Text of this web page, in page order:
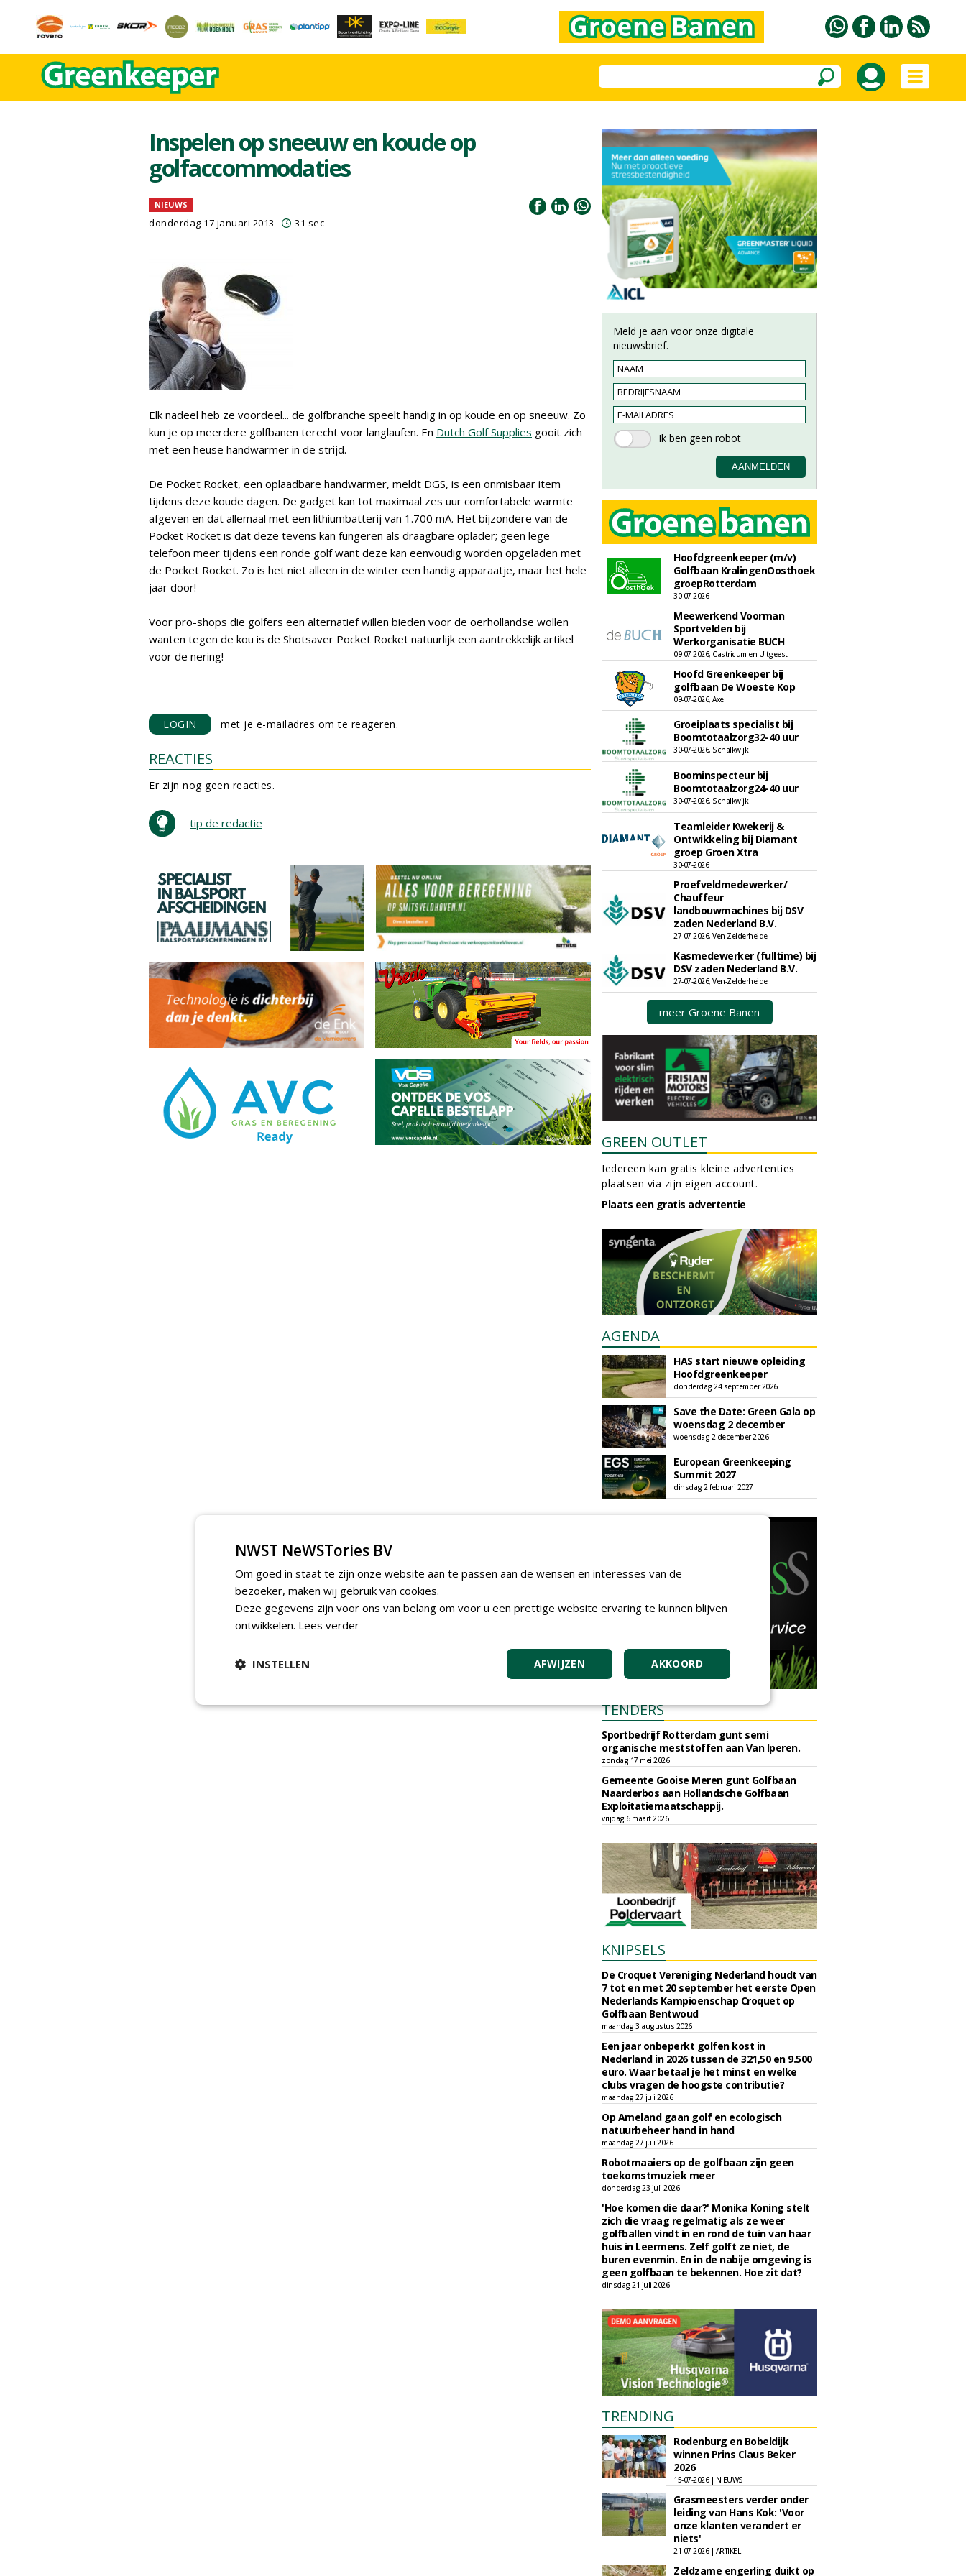
Inspelen op sneeuw en koude op
golfaccommodaties
NIEUWS
donderdag 17 januari 2013 31 sec
Elk nadeel heb ze voordeel... de golfbranche speelt handig in op koude en op sneeuw. Zo
kun je op meerdere golfbanen terecht voor langlaufen. En Dutch Golf Supplies gooit zich
met een heuse handwarmer in de strijd.
De Pocket Rocket, een oplaadbare handwarmer, meldt DGS, is een onmisbaar item
tijdens deze koude dagen. De gadget kan tot maximaal zes uur comfortabele warmte
afgeven en dat allemaal met een lithiumbatterij van 1.700 mA. Het bijzondere van de
Pocket Rocket is dat deze tevens kan fungeren als draagbare oplader; geen lege
telefoon meer tijdens een ronde golf want deze kan eenvoudig worden opgeladen met
de Pocket Rocket. Zo is het niet alleen in de winter een handig apparaatje, maar het hele
jaar door!
Voor pro-shops die golfers een alternatief willen bieden voor de oerhollandse wollen
wanten tegen de kou is de Shotsaver Pocket Rocket natuurlijk een aantrekkelijk artikel
voor de nering!
LOGIN met je e-mailadres om te reageren.
REACTIES
Er zijn nog geen reacties.
tip de redactie
Meld je aan voor onze digitale
nieuwsbrief.
Hoofdgreenkeeper (m/v)
Golfbaan KralingenOosthoek
groepRotterdam
30-07-2026
Meewerkend Voorman
Sportvelden bij
Werkorganisatie BUCH
09-07-2026, Castricum en Uitgeest
Hoofd Greenkeeper bij
golfbaan De Woeste Kop
09-07-2026, Axel
Groeiplaats specialist bij
Boomtotaalzorg32-40 uur
30-07-2026, Schalkwijk
Boominspecteur bij
Boomtotaalzorg24-40 uur
30-07-2026, Schalkwijk
Teamleider Kwekerij &
Ontwikkeling bij Diamant
groep Groen Xtra
30-07-2026
Proefveldmedewerker/
Chauffeur
landbouwmachines bij DSV
zaden Nederland B.V.
27-07-2026, Ven-Zelderheide
Kasmedewerker (fulltime) bij
DSV zaden Nederland B.V.
27-07-2026, Ven-Zelderheide
meer Groene Banen
GREEN OUTLET
Iedereen kan gratis kleine advertenties
plaatsen via zijn eigen account.
Plaats een gratis advertentie
AGENDA
HAS start nieuwe opleiding
Hoofdgreenkeeper
donderdag 24 september 2026
Save the Date: Green Gala op
woensdag 2 december
woensdag 2 december 2026
European Greenkeeping
Summit 2027
dinsdag 2 februari 2027
TENDERS
Sportbedrijf Rotterdam gunt semi
organische meststoffen aan Van Iperen.
zondag 17 mei 2026
Gemeente Gooise Meren gunt Golfbaan
Naarderbos aan Hollandsche Golfbaan
Exploitatiemaatschappij.
vrijdag 6 maart 2026
KNIPSELS
De Croquet Vereniging Nederland houdt van
7 tot en met 20 september het eerste Open
Nederlands Kampioenschap Croquet op
Golfbaan Bentwoud
maandag 3 augustus 2026
Een jaar onbeperkt golfen kost in
Nederland in 2026 tussen de 321,50 en 9.500
euro. Waar betaal je het minst en welke
clubs vragen de hoogste contributie?
maandag 27 juli 2026
Op Ameland gaan golf en ecologisch
natuurbeheer hand in hand
maandag 27 juli 2026
Robotmaaiers op de golfbaan zijn geen
toekomstmuziek meer
donderdag 23 juli 2026
'Hoe komen die daar?' Monika Koning stelt
zich die vraag regelmatig als ze weer
golfballen vindt in en rond de tuin van haar
huis in Leermens. Zelf golft ze niet, de
buren evenmin. En in de nabije omgeving is
geen golfbaan te bekennen. Hoe zit dat?
dinsdag 21 juli 2026
TRENDING
Rodenburg en Bobeldijk
winnen Prins Claus Beker
2026
15-07-2026 | NIEUWS
Grasmeesters verder onder
leiding van Hans Kok: 'Voor
onze klanten verandert er
niets'
21-07-2026 | ARTIKEL
Zeldzame engerling duikt op
NWST NeWSTories BV
Om goed in staat te zijn onze website aan te passen aan de wensen en interesses van de
bezoeker, maken wij gebruik van cookies.
Deze gegevens zijn voor ons van belang om voor u een prettige website ervaring te kunnen blijven
ontwikkelen. Lees verder
AKKOORD
AFWIJZEN
INSTELLEN